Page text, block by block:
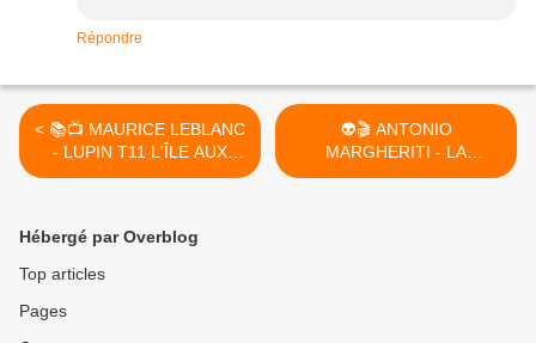
Répondre
< 📚📺 MAURICE LEBLANC
- LUPIN T11 L'ÎLE AUX
TRENTE CERCUEILS
👽🎬 ANTONIO
MARGHERITI - LA
GUERRE DES PLANÈTES
Hébergé par Overblog
Top articles
Pages